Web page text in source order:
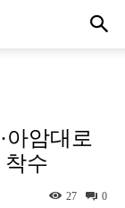
아암대로
착수
0
27